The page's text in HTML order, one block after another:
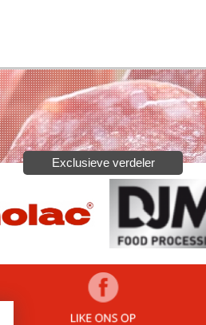
Exclusieve verdeler